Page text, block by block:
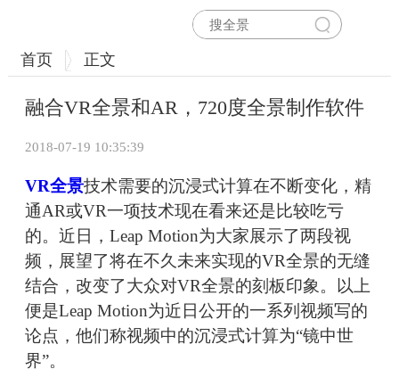
首页 正文
融合VR全景和AR，720度全景制作软件
2018-07-19 10:35:39
VR全景技术需要的沉浸式计算在不断变化，精
通AR或VR一项技术现在看来还是比较吃亏
的。近日，Leap Motion为大家展示了两段视
频，展望了将在不久未来实现的VR全景的无缝
结合，改变了大众对VR全景的刻板印象。以上
便是Leap Motion为近日公开的一系列视频写的
论点，他们称视频中的沉浸式计算为“镜中世
界”。